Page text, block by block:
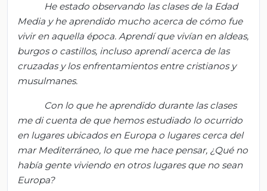
He estado observando las clases de la Edad
Media y he aprendido mucho acerca de cómo fue
vivir en aquella época. Aprendí que vivían en aldeas,
burgos o castillos, incluso aprendí acerca de las
cruzadas y los enfrentamientos entre cristianos y
musulmanes.
Con lo que he aprendido durante las clases
me di cuenta de que hemos estudiado lo ocurrido
en lugares ubicados en Europa o lugares cerca del
mar Mediterráneo, lo que me hace pensar, ¿Qué no
había gente viviendo en otros lugares que no sean
Europa?